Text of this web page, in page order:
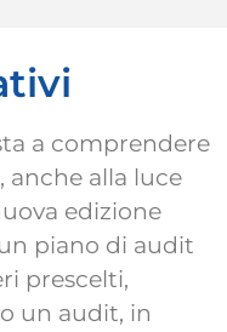
a comprendere
anche alla luce
edizione
piano di audit
prescelti,
un audit, in